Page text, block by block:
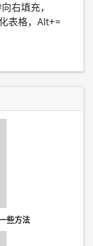
右填充，
表格，Alt+=
些方法